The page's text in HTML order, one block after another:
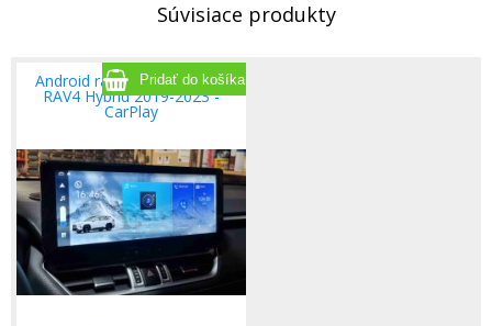
Súvisiace produkty
Android rádio 12,3" Toyota
RAV4 Hybrid 2019-2023 -
CarPlay